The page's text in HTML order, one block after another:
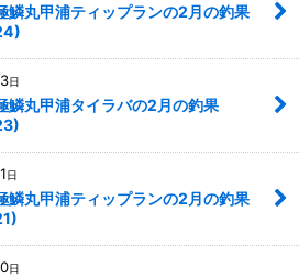
鱗丸甲浦ティップランの2月の釣果
日
鱗丸甲浦タイラバの2月の釣果
日
鱗丸甲浦ティップランの2月の釣果
日